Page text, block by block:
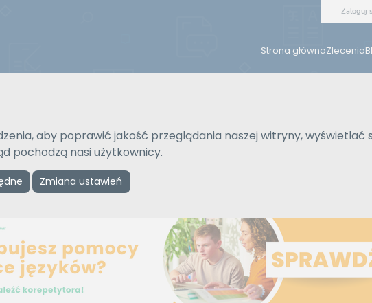
aby poprawić jakość przeglądania naszej witryny,
pochodzą nasi użytkownicy.
Zmiana ustawień
Zaloguj
Strona głównaZlecenia
Wybierz język
Pisemne czy ustne